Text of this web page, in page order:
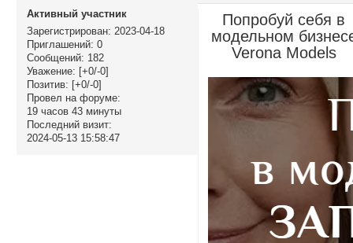
Активный участник
Зарегистрирован: 2023-04-18
Приглашений: 0
Сообщений: 182
Уважение: [+0/-0]
Позитив: [+0/-0]
Провел на форуме:
19 часов 43 минуты
Последний визит:
2024-05-13 15:58:47
Попробуй себя в
модельном
Verona Models